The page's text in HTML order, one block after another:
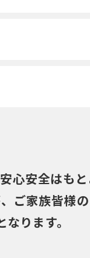
安心安全はも
ご家族皆様の
ります。